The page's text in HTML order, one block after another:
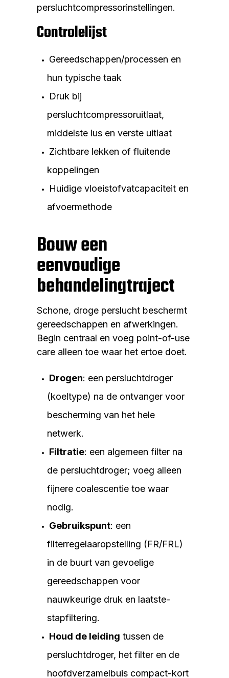
persluchtcompressorinstellingen.
Controlelijst
Gereedschappen/processen en
hun typische taak
Druk bij
persluchtcompressoruitlaat,
middelste lus en verste uitlaat
Zichtbare lekken of fluitende
koppelingen
Huidige vloeistofvatcapaciteit en
afvoermethode
Bouw een
eenvoudige
behandelingtraject
Schone, droge perslucht beschermt
gereedschappen en afwerkingen.
Begin centraal en voeg point-of-use
care alleen toe waar het ertoe doet.
Drogen: een persluchtdroger
(koeltype) na de ontvanger voor
bescherming van het hele
netwerk.
Filtratie: een algemeen filter na
de persluchtdroger; voeg alleen
fijnere coalescentie toe waar
nodig.
Gebruikspunt: een
filterregelaaropstelling (FR/FRL)
in de buurt van gevoelige
gereedschappen voor
nauwkeurige druk en laatste-
stapfiltering.
Houd de leiding tussen de
persluchtdroger, het filter en de
hoofdverzamelbuis compact-kort